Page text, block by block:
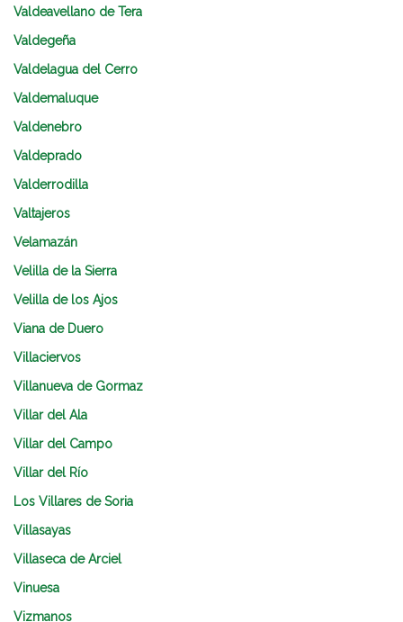
Valdeavellano de Tera
Valdegeña
Valdelagua del Cerro
Valdemaluque
Valdenebro
Valdeprado
Valderrodilla
Valtajeros
Velamazán
Velilla de la Sierra
Velilla de los Ajos
Viana de Duero
Villaciervos
Villanueva de Gormaz
Villar del Ala
Villar del Campo
Villar del Río
Los Villares de Soria
Villasayas
Villaseca de Arciel
Vinuesa
Vizmanos